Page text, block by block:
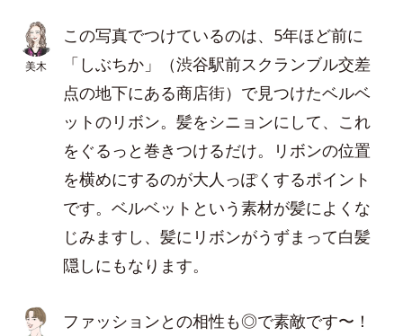
美木
この写真でつけているのは、5年ほど前に
「しぶちか」（渋谷駅前スクランブル交差
点の地下にある商店街）で見つけたベルベ
ットのリボン。髪をシニョンにして、これ
をぐるっと巻きつけるだけ。リボンの位置
を横めにするのが大人っぽくするポイント
です。ベルベットという素材が髪によくな
じみますし、髪にリボンがうずまって白髪
隠しにもなります。
ファッションとの相性も◎で素敵です〜！